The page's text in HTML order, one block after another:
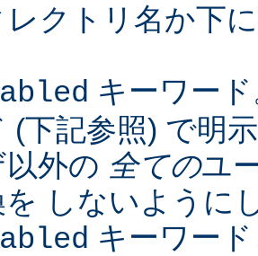
レクトリ名か下
キーワー
(下記参照) で明
以外の 全てのユ
を しないように
キーワー